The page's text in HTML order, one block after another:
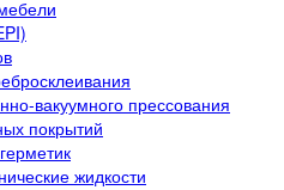
вакуумного прессования
покрытий
жидкости